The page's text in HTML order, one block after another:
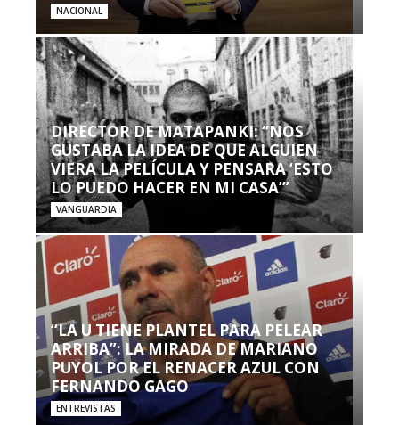
NACIONAL
DIRECTOR DE MATAPANKI: “NOS
GUSTABA LA IDEA DE QUE ALGUIEN
VIERA LA PELÍCULA Y PENSARA ‘ESTO
LO PUEDO HACER EN MI CASA’”
VANGUARDIA
“LA U TIENE PLANTEL PARA PELEAR
ARRIBA”: LA MIRADA DE MARIANO
PUYOL POR EL RENACER AZUL CON
FERNANDO GAGO
ENTREVISTAS